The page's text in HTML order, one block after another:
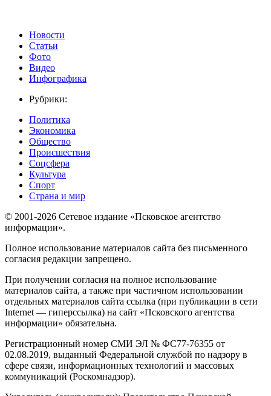
Новости
Статьи
Фото
Видео
Инфографика
Рубрики:
Политика
Экономика
Общество
Происшествия
Соцсфера
Культура
Спорт
Страна и мир
© 2001-2026 Сетевое издание «Псковское агентство
информации».
Полное использование материалов сайта без письменного
согласия редакции запрещено.
При получении согласия на полное использование
материалов сайта, а также при частичном использовании
отдельных материалов сайта ссылка (при публикации в сети
Internet — гиперссылка) на сайт «Псковского агентства
информации» обязательна.
Регистрационный номер СМИ ЭЛ № ФС77-76355 от
02.08.2019, выданный Федеральной службой по надзору в
сфере связи, информационных технологий и массовых
коммуникаций (Роскомнадзор).